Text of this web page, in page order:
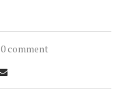
0 comment